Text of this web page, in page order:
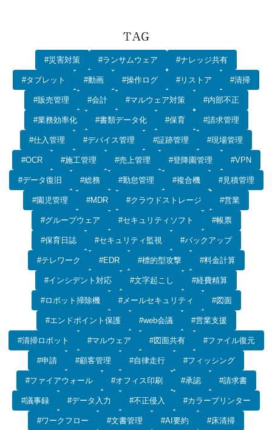
#災害対策 #ランサムウェア #ナレッジ共有
#タブレット #動画 #操作ログ #リストア #清掃
#販売管理 #会計 #マルウェア対策 #内部不正
#業務効率化 #書類データ化 #保育 #請求管理
#仕入管理 #デバイス管理 #証跡管理 #現場管理
#OCR #施工管理 #売上管理 #登降園管理 #VPN
#データ復旧 #総務 #勤怠管理 #複合機 #見積管理
#園児管理 #MDR #クラウドストレージ #営業
#グループウェア #セキュリティソフト #帳票
#保育日誌 #セキュリティ監視 #バックアップ
#テレワーク #EDR #標的型攻撃 #料金計算
#インシデント対応 #文字起こし #経費精算
#ロボット掃除機 #メールセキュリティ #図面
#エンドポイント保護 #web会議 #営業支援
#清掃ロボット #マルウェア #図面共有 #ファイル復元
#申請 #顧客管理 #自律走行 #フィッシング
#ファイアウォール #オフィス印刷 #承認 #請求書
#議事録 #データ入力 #不正侵入 #カラープリンター
#ワークフロー #文書管理 #AI要約 #床清掃